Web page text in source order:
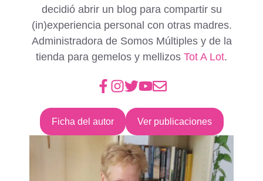
decidió abrir un blog para compartir su
(in)experiencia personal con otras madres.
Administradora de Somos Múltiples y de la
tienda para gemelos y mellizos Tot A Lot.
Ficha del autor Ver publicaciones